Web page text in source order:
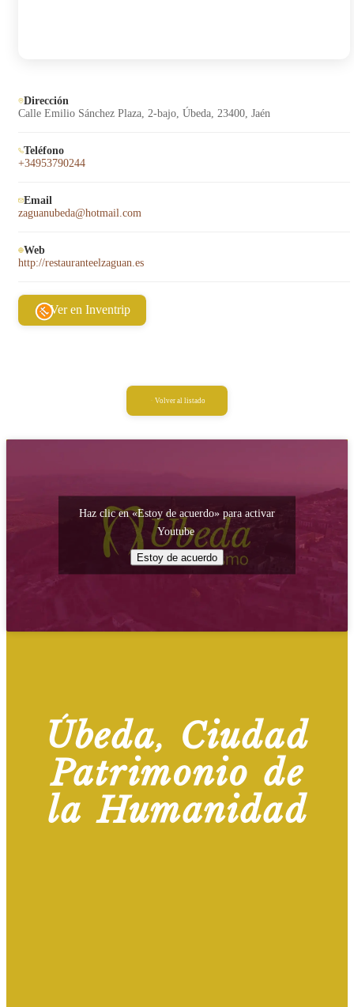
Dirección
Calle Emilio Sánchez Plaza, 2-bajo, Úbeda, 23400, Jaén
Teléfono
+34953790244
Email
zaguanubeda@hotmail.com
Web
http://restauranteelzaguan.es
Ver en Inventrip
Volver al listado
Haz clic en «Estoy de acuerdo» para activar
Youtube
Estoy de acuerdo
Úbeda, Ciudad
Patrimonio de
la Humanidad